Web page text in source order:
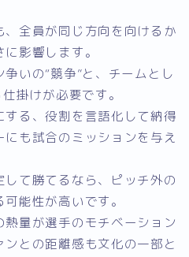
全員が同じ方向を向けるか
影響します。
いの“競争”と、チームとし
掛けが必要です。
る、役割を言語化して納得
も試合のミッションを与え
て勝てるなら、ピッチ外の
能性が高いです。
量が選手のモチベーション
との距離感も文化の一部と